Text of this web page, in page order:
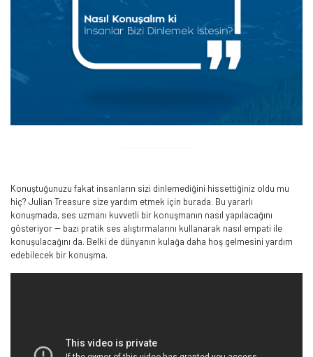
Konuştuğunuzu fakat insanların sizi dinlemediğini hissettiğiniz oldu mu
hiç? Julian Treasure size yardım etmek için burada. Bu yararlı
konuşmada, ses uzmanı kuvvetli bir konuşmanın nasıl yapılacağını
gösteriyor -- bazı pratik ses alıştırmalarını kullanarak nasıl empati ile
konuşulacağını da. Belki de dünyanın kulağa daha hoş gelmesini yardım
edebilecek bir konuşma.